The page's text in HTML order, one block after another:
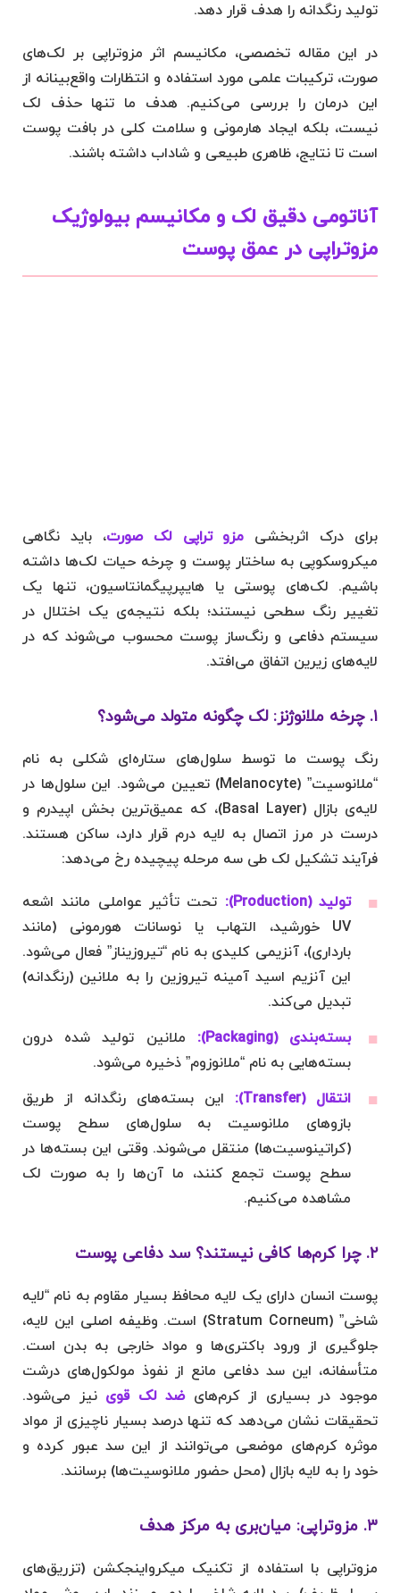
تولید رنگدانه را هدف قرار دهد.
در این مقاله تخصصی، مکانیسم اثر مزوتراپی بر لک‌های
صورت، ترکیبات علمی مورد استفاده و انتظارات واقع‌بینانه از
این درمان را بررسی می‌کنیم. هدف ما تنها حذف لک
نیست، بلکه ایجاد هارمونی و سلامت کلی در بافت پوست
است تا نتایج، ظاهری طبیعی و شاداب داشته باشند.
آناتومی دقیق لک و مکانیسم بیولوژیک
مزوتراپی در عمق پوست
برای درک اثربخشی مزو تراپی لک صورت، باید نگاهی
میکروسکوپی به ساختار پوست و چرخه حیات لک‌ها داشته
باشیم. لک‌های پوستی یا هایپرپیگمانتاسیون، تنها یک
تغییر رنگ سطحی نیستند؛ بلکه نتیجه‌ی یک اختلال در
سیستم دفاعی و رنگ‌ساز پوست محسوب می‌شوند که در
لایه‌های زیرین اتفاق می‌افتد.
۱. چرخه ملانوژنز: لک چگونه متولد می‌شود؟
رنگ پوست ما توسط سلول‌های ستاره‌ای شکلی به نام
“ملانوسیت” (Melanocyte) تعیین می‌شود. این سلول‌ها در
لایه‌ی بازال (Basal Layer)، که عمیق‌ترین بخش اپیدرم و
درست در مرز اتصال به لایه درم قرار دارد، ساکن هستند.
فرآیند تشکیل لک طی سه مرحله پیچیده رخ می‌دهد:
تولید (Production):
تحت تأثیر عواملی مانند اشعه
UV خورشید، التهاب یا نوسانات هورمونی (مانند
بارداری)، آنزیمی کلیدی به نام “تیروزیناز” فعال می‌شود.
این آنزیم اسید آمینه تیروزین را به ملانین (رنگدانه)
تبدیل می‌کند.
بسته‌بندی (Packaging):
ملانین تولید شده درون
بسته‌هایی به نام “ملانوزوم” ذخیره می‌شود.
انتقال (Transfer):
این بسته‌های رنگدانه از طریق
بازوهای ملانوسیت به سلول‌های سطح پوست
(کراتینوسیت‌ها) منتقل می‌شوند. وقتی این بسته‌ها در
سطح پوست تجمع کنند، ما آن‌ها را به صورت لک
مشاهده می‌کنیم.
۲. چرا کرم‌ها کافی نیستند؟ سد دفاعی پوست
پوست انسان دارای یک لایه محافظ بسیار مقاوم به نام “لایه
شاخی” (Stratum Corneum) است. وظیفه اصلی این لایه،
جلوگیری از ورود باکتری‌ها و مواد خارجی به بدن است.
متأسفانه، این سد دفاعی مانع از نفوذ مولکول‌های درشت
موجود در بسیاری از کرم‌هایضد لک قوی نیز می‌شود.
تحقیقات نشان می‌دهد که تنها درصد بسیار ناچیزی از مواد
موثره کرم‌های موضعی می‌توانند از این سد عبور کرده و
خود را به لایه بازال (محل حضور ملانوسیت‌ها) برسانند.
۳. مزوتراپی: میان‌بری به مرکز هدف
مزوتراپی با استفاده از تکنیک میکرواینجکشن (تزریق‌های